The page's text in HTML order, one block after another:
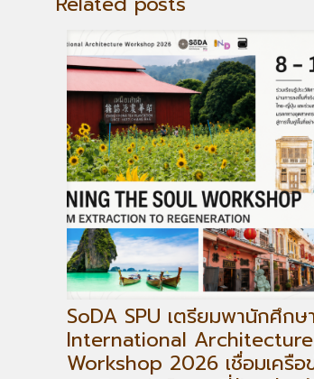
SoDA SPU เตรียมพานักศึกษ
International Architecture
Workshop 2026 เชื่อมเครือ